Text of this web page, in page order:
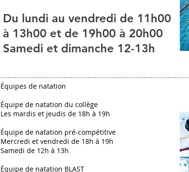
Du lundi au vendredi de 11h00
à 13h00 et de 19h00 à 20h00
Samedi et dimanche 12-13h
Équipes de natation
Équipe de natation du collège
Les mardis et jeudis de 18h à 19h
Équipe de natation pré-compétitive
Mercredi et vendredi de 18h à 19h
Samedi de 12h à 13h
Équipe de natation BLAST